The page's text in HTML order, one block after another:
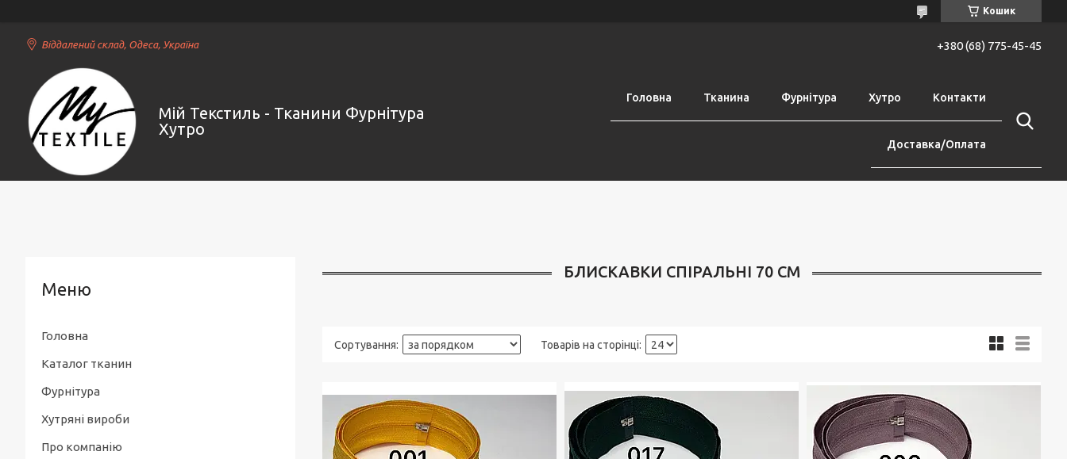
Кошик
Віддалений склад, Одеса, Україна +380 (68) 775-45-45
Мій Текстиль - Тканини Фурнітура
Хутро
Головна Тканина Фурнітура Хутро Контакти
Доставка/Оплата
БЛИСКАВКИ СПІРАЛЬНІ 70 СМ
Головна
Каталог тканин
Фурнітура
Хутряні вироби
Про компанію